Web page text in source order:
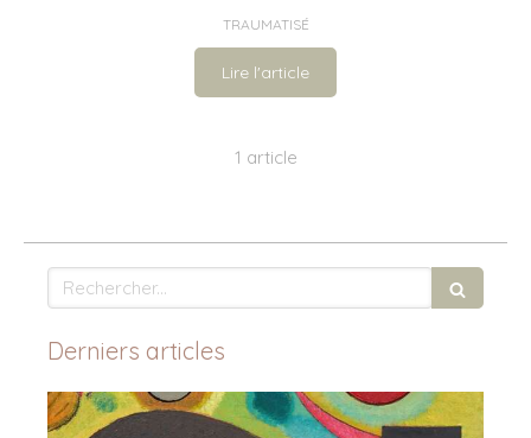
TRAUMATISÉ
Lire l'article
1 article
Rechercher
Derniers articles